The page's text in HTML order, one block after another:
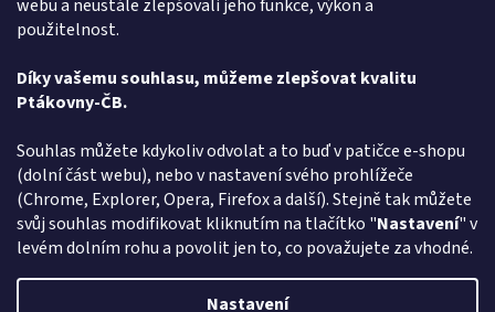
webu a neustále zlepšovali jeho funkce, výkon a
použitelnost.
Díky vašemu souhlasu, můžeme zlepšovat kvalitu
Ptákovny-ČB.
Souhlas můžete kdykoliv odvolat a to buď v patičce e-shopu
(dolní část webu), nebo v nastavení svého prohlížeče
(Chrome, Explorer, Opera, Firefox a další). Stejně tak můžete
svůj souhlas modifikovat kliknutím na tlačítko "Nastavení" v
levém dolním rohu a povolit jen to, co považujete za vhodné.
Nastavení
Hodnocení obchodu je 5 z 5 hvězdiček.
6.8.2026
Způsob ověřování recenzí